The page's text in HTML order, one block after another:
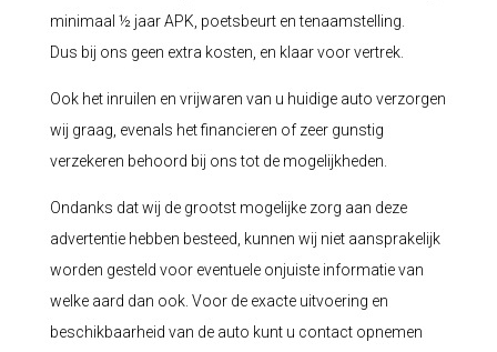
minimaal ½ jaar APK, poetsbeurt en tenaamstelling.
Dus bij ons geen extra kosten, en klaar voor vertrek.
Ook het inruilen en vrijwaren van u huidige auto verzorgen
wij graag, evenals het financieren of zeer gunstig
verzekeren behoord bij ons tot de mogelijkheden.
Ondanks dat wij de grootst mogelijke zorg aan deze
advertentie hebben besteed, kunnen wij niet aansprakelijk
worden gesteld voor eventuele onjuiste informatie van
welke aard dan ook. Voor de exacte uitvoering en
beschikbaarheid van de auto kunt u contact opnemen